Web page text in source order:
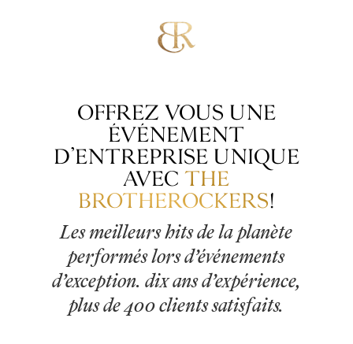
OFFREZ VOUS UNE
ÉVÉNEMENT
D’ENTREPRISE UNIQUE
AVECTHE
BROTHEROCKERS!
Les meilleurs hits de la planète
performés lors d’événements
d’exception. dix ans d’expérience,
plus de 400 clients satisfaits.